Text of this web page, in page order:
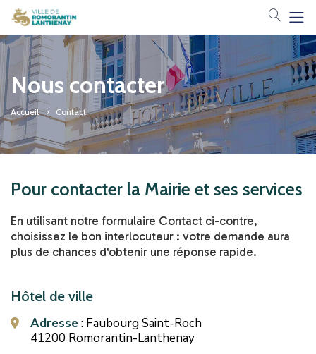
Votre
Nous contacter
Accueil Contact
Pour contacter la Mairie et ses services
En utilisant notre formulaire Contact ci-contre,
choisissez le bon interlocuteur : votre demande aura
plus de chances d'obtenir une réponse rapide.
Hôtel de ville
icon
Adresse: Faubourg Saint-Roch
41200 Romorantin-Lanthenay